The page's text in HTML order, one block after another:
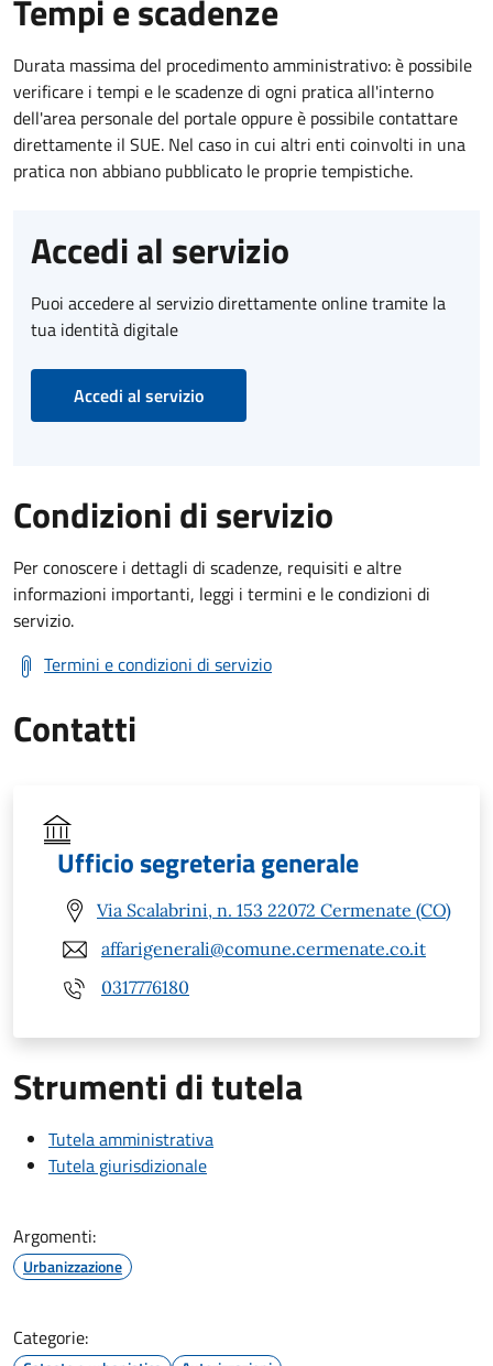
Tempi e scadenze
Durata massima del procedimento amministrativo: è possibile
verificare i tempi e le scadenze di ogni pratica all'interno
dell'area personale del portale oppure è possibile contattare
direttamente il SUE. Nel caso in cui altri enti coinvolti in una
pratica non abbiano pubblicato le proprie tempistiche.
Accedi al servizio
Puoi accedere al servizio direttamente online tramite la
tua identità digitale
Accedi al servizio
Condizioni di servizio
Per conoscere i dettagli di scadenze, requisiti e altre
informazioni importanti, leggi i termini e le condizioni di
servizio.
Termini e condizioni di servizio
Contatti
Ufficio segreteria generale
Via Scalabrini, n. 153 22072 Cermenate (CO)
affarigenerali@comune.cermenate.co.it
0317776180
Strumenti di tutela
Tutela amministrativa
Tutela giurisdizionale
Argomenti:
Urbanizzazione
Categorie: